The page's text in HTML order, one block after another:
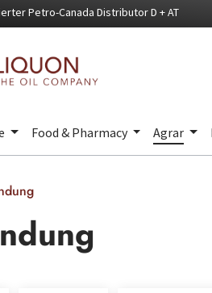
Petro-Canada Distributor D + AT
Food & Pharmacy Agrar